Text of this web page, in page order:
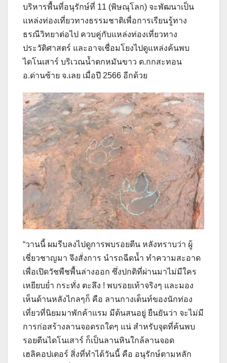
บริหารพื้นที่อนุรักษ์ที่ 11 (พิษณุโลก) จะพัฒนาเป็น
แหล่งท่องเที่ยวทางธรรมชาติเพื่อการเรียนรู้ทาง
ธรณีวิทยาต่อไป ควบคู่กับแหล่งท่องเที่ยวทาง
ประวัติศาสตร์ และอาจเชื่อมโยงไปดูแหล่งค้นพบ
ไดโนเสาร์ บริเวณน้ำตกหมันขาว ต.กกสะทอน
อ.ด่านซ้าย จ.เลย เมื่อปี 2566 อีกด้วย
“วานนี้ ผมรีบลงไปดูการพบรอยตีน หลังทราบว่า ผู้
เชี่ยวชาญมา จึงสั่งการ นำรถฉีดน้ำ ทำความสะอาด
เพื่อเปิดวัชพืชพื้นล่างออก ซึ่งปกติที่ผ่านมาไม่มีใคร
เหยียบย่ำ กระทั่ง ตะลึง ! พบรอยเท้าจริงๆ และมอง
เห็นด้านหลังไกลๆก็ คือ ลานกางเต็นท์ของนักท่อง
เที่ยวที่นิยมมาพักค้าแรม มีต้นสนอยู่ ยืนยันว่า จะไม่มี
การก่อสร้างลานจอดรถใดๆ แน่ สำหรับจุดที่ค้นพบ
รอยตีนไดโนเสาร์ ก็เป็นลานหินใกล้ลานจอด
เฮลิคอปเตอร์ สิ่งที่ทำได้วันนี้ คือ อนุรักษ์ตามหลัก